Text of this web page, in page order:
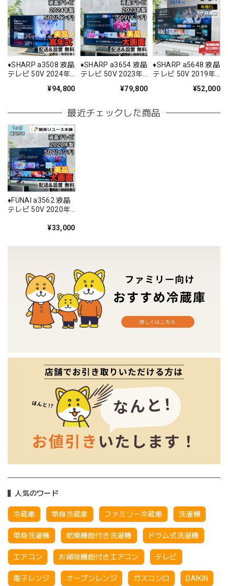
人気のワード
冷蔵庫 単身冷蔵庫 ファミリー冷蔵庫 洗濯機
単身洗濯機 乾燥機能付き洗濯機 ドラム式洗濯機
エアコン お掃除機能付きエアコン テレビ
電子レンジ オーブンレンジ ガスコンロ DAIKIN
♦️SHARP a3508 液晶
テレビ 50V 2024年
¥94,800
♦️SHARP a3654 液晶
テレビ 50V 2023年
¥79,800
♦️SHARP a5648 液晶
テレビ 50V 2019年
¥52,000
最近チェックした商品
♦️FUNAI a3562 液晶
テレビ 50V 2020年
¥33,000